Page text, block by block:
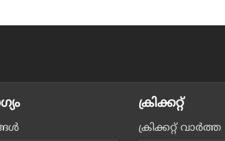
ക്രിക്കറ്റ്‌
ക്രിക്കറ്റ്‌ വാര്‍ത്ത